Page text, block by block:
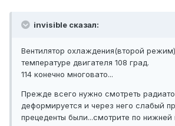
invisible сказал:
Вентилятор охлаждения(второй
температуре двигателя 108 град.
114 конечно многовато...
Прежде всего нужно смотреть
деформируется и через него слабый
прецеденты были...смотрите по